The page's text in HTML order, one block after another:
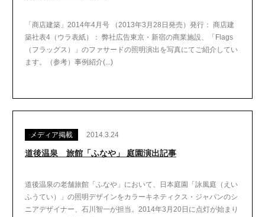
「商店建築」2014年4月号 （2013年3月28日発売）発行： 商店建
築社表4（ウラ表紙）： 弊社広告東京・新宿の商業施設、「Flags
（フラッグス）」のファサードの照明演出を写真にてご紹介してい
ます。（参考）事例紹介(...)
メディア掲載 2014.3.24
道後温泉 旅館「ふなや」 庭園演出記事
道後温泉の老舗旅館「ふなや」において、日本庭園「詠風庭（えい
ふうてい）」の照明デザインをカラーキネティクス・ジャパンのシ
ニアデザイナー、石川智一が担当。2014年3月20日に点灯が始まり